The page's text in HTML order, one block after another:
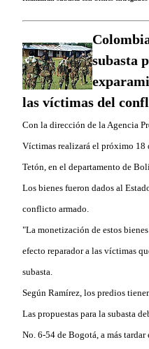
subasta
las víctimas del
Con la dirección de la Agencia
Víctimas realizará el próximo 18
Tetón, en el departamento de
Los bienes fueron dados al
conflicto armado.
"La monetización de estos
efecto reparador a las víctimas
subasta.
Según Ramírez, los predios
Las propuestas para la subasta
No. 6-54 de Bogotá, a más tardar